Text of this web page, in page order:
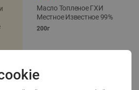
Масло Топленое ГХИ
Местное Известное 99%
200г